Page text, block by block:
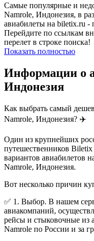
Самые популярные и
Namrole, Индонезия, в
авиабилеты на biletix.ru -
Перейдите по ссылкам
перелет в строке поиска!
Показать полностью
Информации о
Индонезия
Как выбрать самый
Namrole, Индонезия? ✈️
Один из крупнейших
путешественников
вариантов авиабилетов
Namrole, Индонезия.
Вот несколько причин
✅ 1. Выбор. В нашем
авиакомпаний,
рейсы и стыковочные из
Namrole по России и за